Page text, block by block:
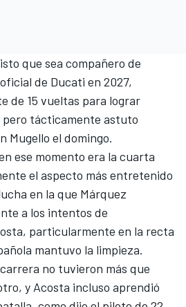
que sea compañero de
de Ducati en 2027,
de 15 vueltas para lograr
pero tácticamente astuto
Mugello el domingo.
ese momento era la cuarta
el aspecto más entretenido
en la que Márquez
a los intentos de
particularmente en la recta
mantuvo la limpieza.
no tuvieron más que
y Acosta incluso aprendió